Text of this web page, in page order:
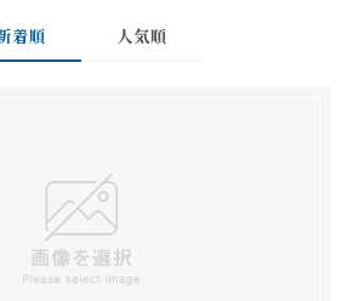
着順 人気順